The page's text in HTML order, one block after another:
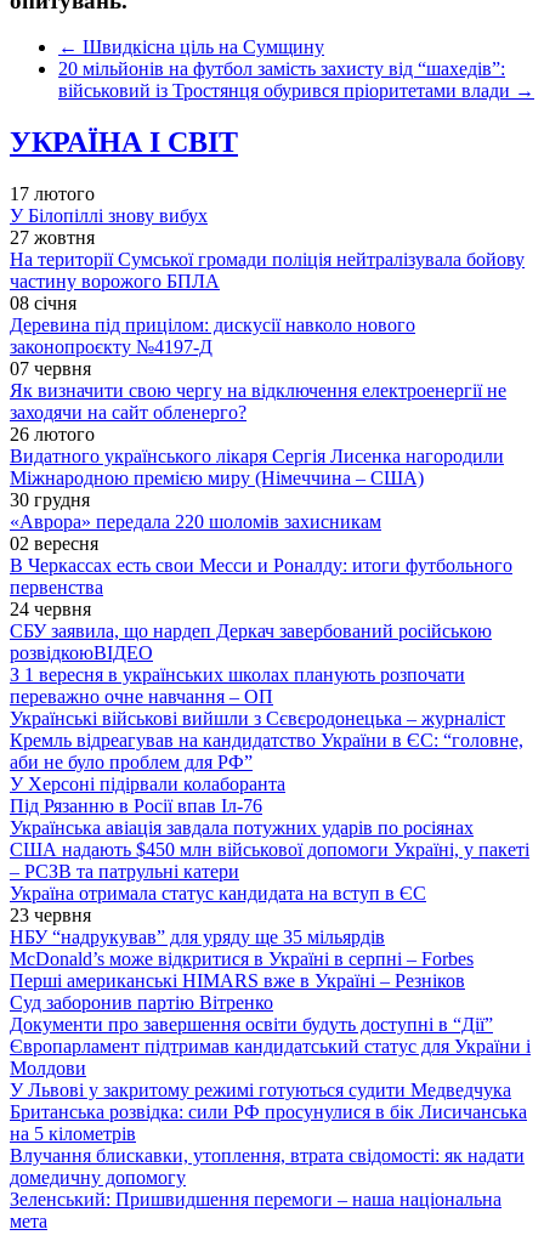
← Швидкісна ціль на Сумщину
20 мільйонів на футбол замість захисту від “шахедів”:
військовий із Тростянця обурився пріоритетами влади →
УКРАЇНА І СВІТ
17 лютого
У Білопіллі знову вибух
27 жовтня
На території Сумської громади поліція нейтралізувала бойову
частину ворожого БПЛА
08 січня
Деревина під прицілом: дискусії навколо нового
законопроєкту №4197-Д
07 червня
Як визначити свою чергу на відключення електроенергії не
заходячи на сайт обленерго?
26 лютого
Видатного українського лікаря Сергія Лисенка нагородили
Міжнародною премією миру (Німеччина – США)
30 грудня
«Аврора» передала 220 шоломів захисникам
02 вересня
В Черкассах есть свои Месси и Роналду: итоги футбольного
первенства
24 червня
СБУ заявила, що нардеп Деркач завербований російською
розвідкоюВІДЕО
З 1 вересня в українських школах планують розпочати
переважно очне навчання – ОП
Українські військові вийшли з Сєвєродонецька – журналіст
Кремль відреагував на кандидатство України в ЄС: “головне,
аби не було проблем для РФ”
У Херсоні підірвали колаборанта
Під Рязанню в Росії впав Іл-76
Українська авіація завдала потужних ударів по росіянах
США надають $450 млн військової допомоги Україні, у пакеті
– РСЗВ та патрульні катери
Україна отримала статус кандидата на вступ в ЄС
23 червня
НБУ “надрукував” для уряду ще 35 мільярдів
McDonald’s може відкритися в Україні в серпні – Forbes
Перші американські HIMARS вже в Україні – Резніков
Суд заборонив партію Вітренко
Документи про завершення освіти будуть доступні в “Дії”
Європарламент підтримав кандидатський статус для України і
Молдови
У Львові у закритому режимі готуються судити Медведчука
Британська розвідка: сили РФ просунулися в бік Лисичанська
на 5 кілометрів
Влучання блискавки, утоплення, втрата свідомості: як надати
домедичну допомогу
Зеленський: Пришвидшення перемоги – наша національна
мета